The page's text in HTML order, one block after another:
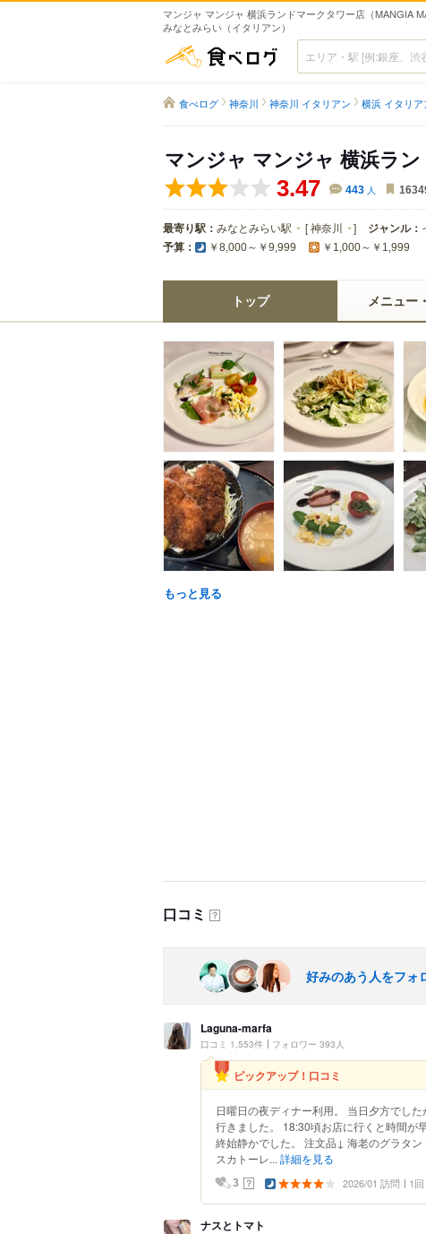
マンジャ マンジャ 横浜ランドマークタワー店（MANGIA
みなとみらい（イタリアン）
食べログ
食べログ 神奈川 神奈川 イタリアン 横浜 イタリア
マンジャ マンジャ 横浜ラ
3.47 443 人
最寄り駅： みなとみらい駅 [神奈川 ] ジャンル：
予算： ￥8,000～￥9,999 ￥1,000～￥1,999
トップ メニュー
もっと見る
口コミ ？
好みのあう人をフォ
Laguna-marfa
口コミ 1,553件 フォロワー 393人
ピックアップ！口コミ
日曜日の夜ディナー利用。 当日夕方でし
行きました。 18:30頃お店に行くと時間が
終始静かでした。 注文品↓ 海老のグラタ
スカトーレ... 詳細を見る
3 ？ 2026/01 訪問 1回
ナスとトマト